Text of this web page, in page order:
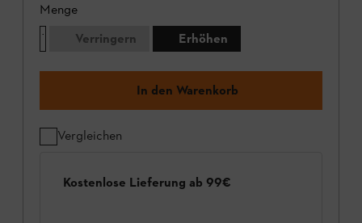
Menge
Verringern
Erhöhen
In den Warenkorb
Vergleichen
Kostenlose Lieferung ab 99€